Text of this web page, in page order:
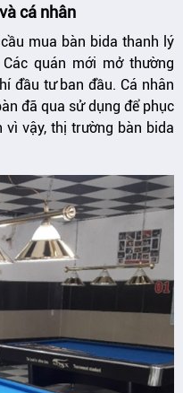
cá nhân
mua bàn bida thanh lý
quán mới mở thường
đầu tư ban đầu. Cá nhân
đã qua sử dụng để phục
vậy, thị trường bàn bida